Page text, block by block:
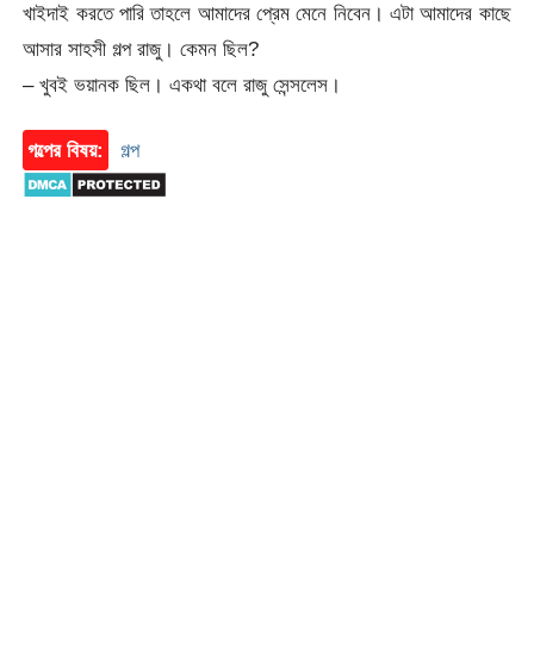
খাইদাই করতে পারি তাহলে আমাদের প্রেম মেনে নিবেন। এটা আমাদের কাছে
আসার সাহসী গল্প রাজু। কেমন ছিল?
– খুবই ভয়ানক ছিল। একথা বলে রাজু সেন্সলেস।
গল্পের বিষয়: গল্প